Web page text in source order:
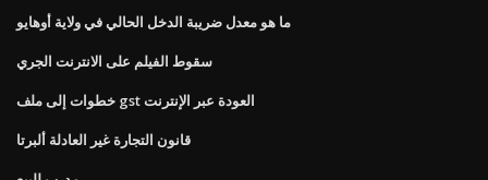
ما هو معدل ضريبة الدخل الحالي في ولاية أوهايو
سقوط الفيلم على الانترنت الجري
خطوات إلى ملف gst العودة عبر الإنترنت
قانون التجارة غير العادلة ألبرتا